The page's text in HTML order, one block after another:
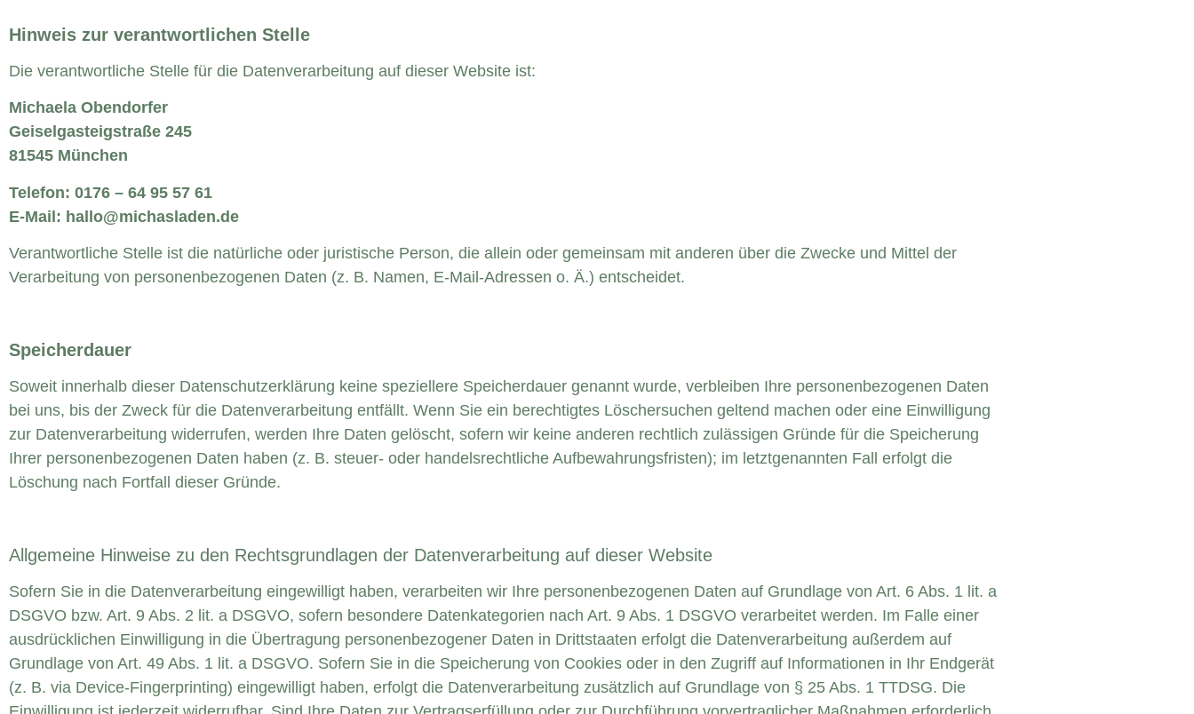
Hinweis zur verantwortlichen Stelle
Die verantwortliche Stelle für die Datenverarbeitung auf dieser Website ist:
Michaela Obendorfer
Geiselgasteigstraße 245
81545 München
Telefon: 0176 – 64 95 57 61
E-Mail: hallo@michasladen.de
Verantwortliche Stelle ist die natürliche oder juristische Person, die allein oder gemeinsam mit anderen über die Zwecke und Mittel der
Verarbeitung von personenbezogenen Daten (z. B. Namen, E-Mail-Adressen o. Ä.) entscheidet.
Speicherdauer
Soweit innerhalb dieser Datenschutzerklärung keine speziellere Speicherdauer genannt wurde, verbleiben Ihre personenbezogenen Daten
bei uns, bis der Zweck für die Datenverarbeitung entfällt. Wenn Sie ein berechtigtes Löschersuchen geltend machen oder eine Einwilligung
zur Datenverarbeitung widerrufen, werden Ihre Daten gelöscht, sofern wir keine anderen rechtlich zulässigen Gründe für die Speicherung
Ihrer personenbezogenen Daten haben (z. B. steuer- oder handelsrechtliche Aufbewahrungsfristen); im letztgenannten Fall erfolgt die
Löschung nach Fortfall dieser Gründe.
Allgemeine Hinweise zu den Rechtsgrundlagen der Datenverarbeitung auf dieser Website
Sofern Sie in die Datenverarbeitung eingewilligt haben, verarbeiten wir Ihre personenbezogenen Daten auf Grundlage von Art. 6 Abs. 1 lit. a
DSGVO bzw. Art. 9 Abs. 2 lit. a DSGVO, sofern besondere Datenkategorien nach Art. 9 Abs. 1 DSGVO verarbeitet werden. Im Falle einer
ausdrücklichen Einwilligung in die Übertragung personenbezogener Daten in Drittstaaten erfolgt die Datenverarbeitung außerdem auf
Grundlage von Art. 49 Abs. 1 lit. a DSGVO. Sofern Sie in die Speicherung von Cookies oder in den Zugriff auf Informationen in Ihr Endgerät
(z. B. via Device-Fingerprinting) eingewilligt haben, erfolgt die Datenverarbeitung zusätzlich auf Grundlage von § 25 Abs. 1 TTDSG. Die